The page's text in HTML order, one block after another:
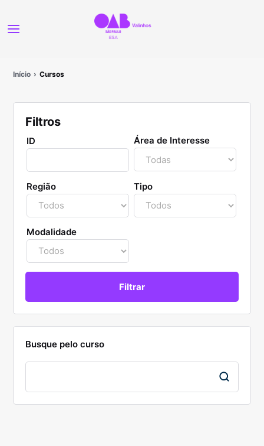
Início Cursos
Filtros
ID Área de Interesse
Região Tipo
Modalidade
Busque pelo curso